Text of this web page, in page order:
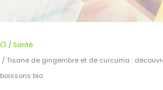
/ Santé
/ Tisane de gingembre et de curcuma :
boissons bio